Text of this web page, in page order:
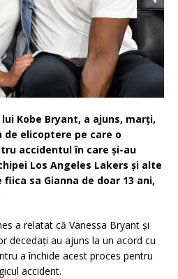
Kobe Bryant, a ajuns, marţi,
de elicoptere pe care o
accidentul în care şi-au
Los Angeles Lakers şi alte
sa Gianna de doar 13 ani,
a relatat că Vanessa Bryant şi
decedaţi au ajuns la un acord cu
a închide acest proces pentru
accident.